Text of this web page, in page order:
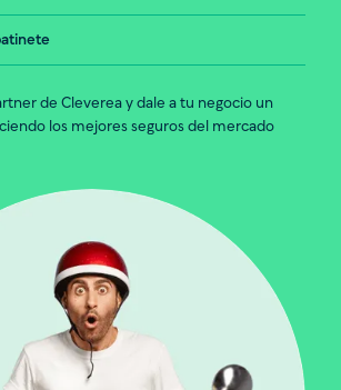
de Cleverea y dale a tu negocio un
los mejores seguros del mercado